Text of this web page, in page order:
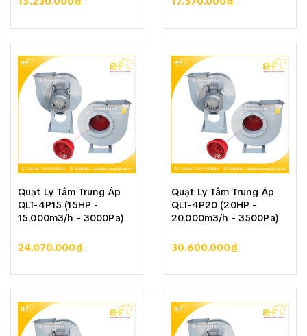
Quạt Ly Tâm Trung Áp
QLT-4P15 (15HP -
15.000m3/h - 3000Pa)
24.070.000₫
Quạt Ly Tâm Trung Áp
QLT-4P20 (20HP -
20.000m3/h - 3500Pa)
30.600.000₫